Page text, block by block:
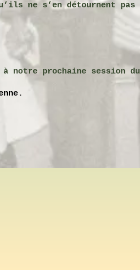
ne s’en détournent pas
notre prochaine session du